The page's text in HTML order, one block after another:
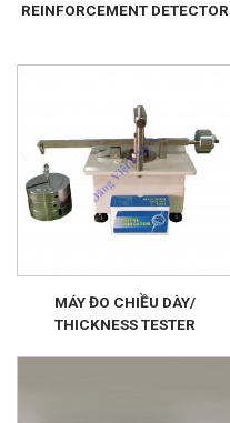
REINFORCEMENT DETECTOR
MÁY ĐO CHIỀU DÀY/
THICKNESS TESTER